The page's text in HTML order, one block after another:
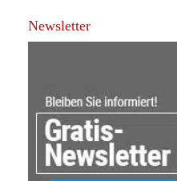
Newsletter